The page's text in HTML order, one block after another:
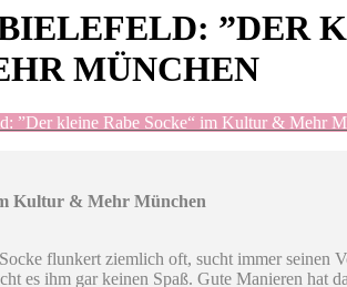
”DER
MÜNCHEN
”Der kleine Rabe Socke“ im Kultur & Mehr
Kultur & Mehr München
flunkert ziemlich oft, sucht immer seinen
es ihm gar keinen Spaß. Gute Manieren hat